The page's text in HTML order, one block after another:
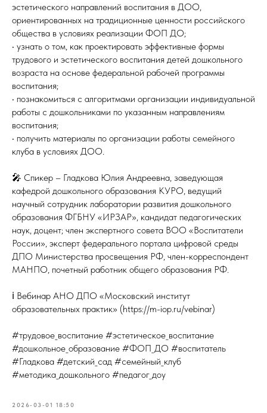
эстетического направлений воспитания в ДОО,
ориентированных на традиционные ценности российского
общества в условиях реализации ФОП ДО;
• узнать о том, как проектировать эффективные формы
трудового и эстетического воспитания детей дошкольного
возраста на основе федеральной рабочей программы
воспитания;
• познакомиться с алгоритмами организации индивидуальной
работы с дошкольниками по указанным направлениям
воспитания;
• получить материалы по организации работы семейного
клуба в условиях ДОО.
🎤 Спикер – Гладкова Юлия Андреевна, заведующая
кафедрой дошкольного образования КУРО, ведущий
научный сотрудник лаборатории развития дошкольного
образования ФГБНУ «ИРЗАР», кандидат педагогических
наук, доцент; член экспертного совета ВОО «Воспитатели
России», эксперт федерального портала цифровой среды
ДПО Министерства просвещения РФ, член-корреспондент
МАНПО, почетный работник общего образования РФ.
ℹ️ Вебинар АНО ДПО «Московский институт
образовательных практик» (https://m-iop.ru/vebinar)
#трудовое_воспитание #эстетическое_воспитание
#дошкольное_образование #ФОП_ДО #воспитатель
#Гладкова #детский_сад #семейный_клуб
#методика_дошкольного #педагог_доу
2026-03-01 18:50